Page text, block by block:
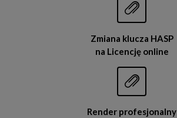


Zmiana klucza HASP
na Licencję online


Render profesjonalny